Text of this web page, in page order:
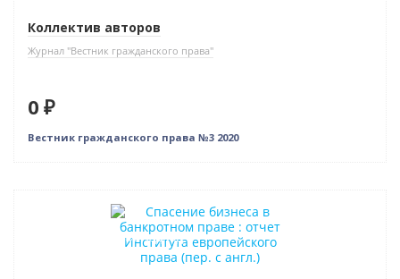
Коллектив авторов
Журнал "Вестник гражданского права"
0 ₽
Вестник гражданского права №3 2020
Индивидуальный подход